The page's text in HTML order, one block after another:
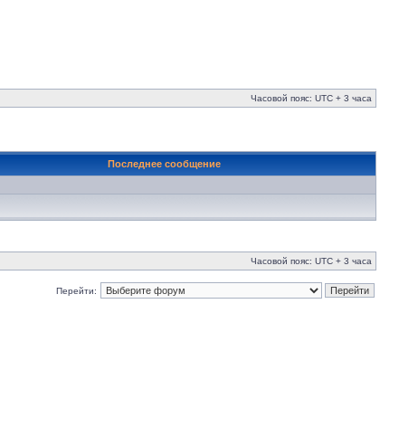
Часовой пояс: UTC + 3 часа
Последнее сообщение
Часовой пояс: UTC + 3 часа
Перейти: